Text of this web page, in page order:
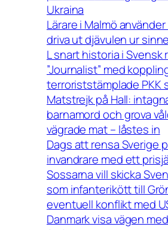
Ukraina
Lärare i Malmö
driva ut djävulen ur
L snart historia i Svensk
”Journalist” med
terroriststämplade PKK
Matstrejk på Hall:
barnamord och grova
vägrade mat – låstes in
Dags att rensa Sverige
invandrare med ett
Sossarna vill skicka
som infanterikött till
eventuell konflikt med
Danmark visa vägen